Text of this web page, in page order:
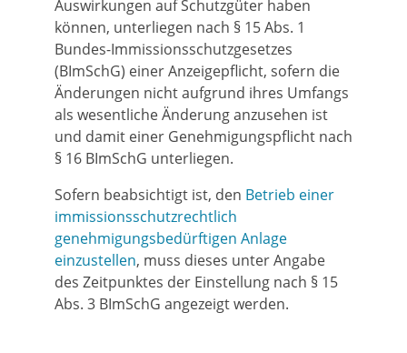
Auswirkungen auf Schutzgüter haben
können, unterliegen nach § 15 Abs. 1
Bundes-Immissionsschutzgesetzes
(BImSchG) einer Anzeigepflicht, sofern die
Änderungen nicht aufgrund ihres Umfangs
als wesentliche Änderung anzusehen ist
und damit einer Genehmigungspflicht nach
§ 16 BImSchG unterliegen.
Sofern beabsichtigt ist, den Betrieb einer
immissionsschutzrechtlich
genehmigungsbedürftigen Anlage
einzustellen, muss dieses unter Angabe
des Zeitpunktes der Einstellung nach § 15
Abs. 3 BImSchG angezeigt werden.